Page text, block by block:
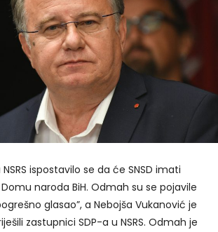
ispostavilo se da će SNSD imati
naroda BiH. Odmah su se pojavile
glasao”, a Nebojša Vukanović je
zastupnici SDP-a u NSRS. Odmah je